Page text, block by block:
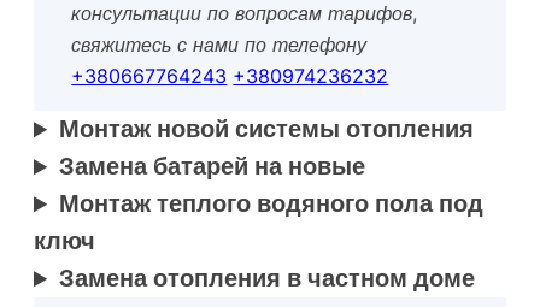
консультации по вопросам тарифов,
свяжитесь с нами по телефону
+380667764243 +380974236232
Монтаж новой системы отопления
Замена батарей на новые
Монтаж теплого водяного пола под
ключ
Замена отопления в частном доме